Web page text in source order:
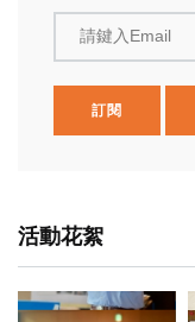
請鍵入Email
訂閱
活動花絮